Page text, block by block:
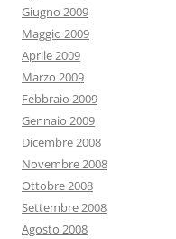
Giugno 2009
Maggio 2009
Aprile 2009
Marzo 2009
Febbraio 2009
Gennaio 2009
Dicembre 2008
Novembre 2008
Ottobre 2008
Settembre 2008
Agosto 2008